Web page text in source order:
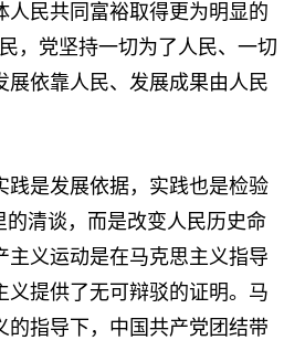
民共同富裕取得更为明显的
，党坚持一切为了人民、一切
依靠人民、发展成果由人民
是发展依据，实践也是检验
清谈，而是改变人民历史命
义运动是在马克思主义指导
义提供了无可辩驳的证明。马
的指导下，中国共产党团结带